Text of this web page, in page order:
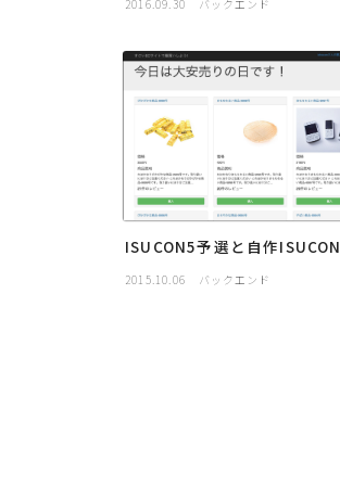
2016.09.30 バックエンド
ISUCON5予選と自作ISUCON
2015.10.06 バックエンド